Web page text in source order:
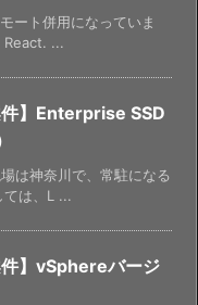
ート併用になっていま
React. ...
件】Enterprise SSD
は神奈川で、常駐になる
ては、L ...
件】vSphereバージ